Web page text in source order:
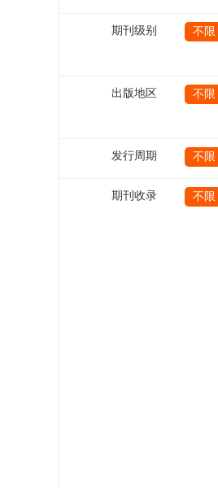
期刊级别 不限
出版地区 不限
发行周期 不限
期刊收录 不限